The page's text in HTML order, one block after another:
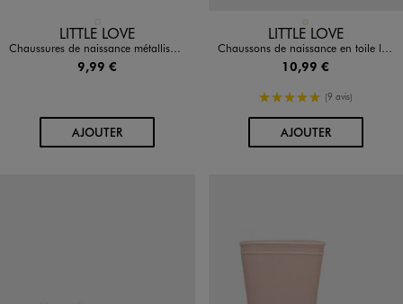
Disponible en 1 coloris
LITTLE LOVE
Chaussures de naissance métallisées bébé fille - Little Love
9,99 €
AJOUTERAU PANIER
Disponible en 1 coloris
LITTLE LOVE
Chaussons de naissance en toile look tennis bébé
10,99 €
5/5 de moyenne
(9 avis)
AJOUTERAU PANIER